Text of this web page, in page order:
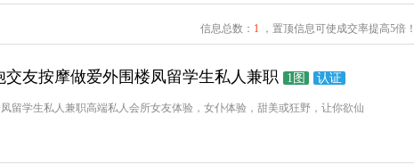
信息总数： 1，置顶信息可使成交率提高5倍！
友按摩做爱外围楼凤留学生私人兼职 1图 认证
留学生私人兼职高端私人会所女友体验，女仆体验，甜美或狂野，让你欲仙